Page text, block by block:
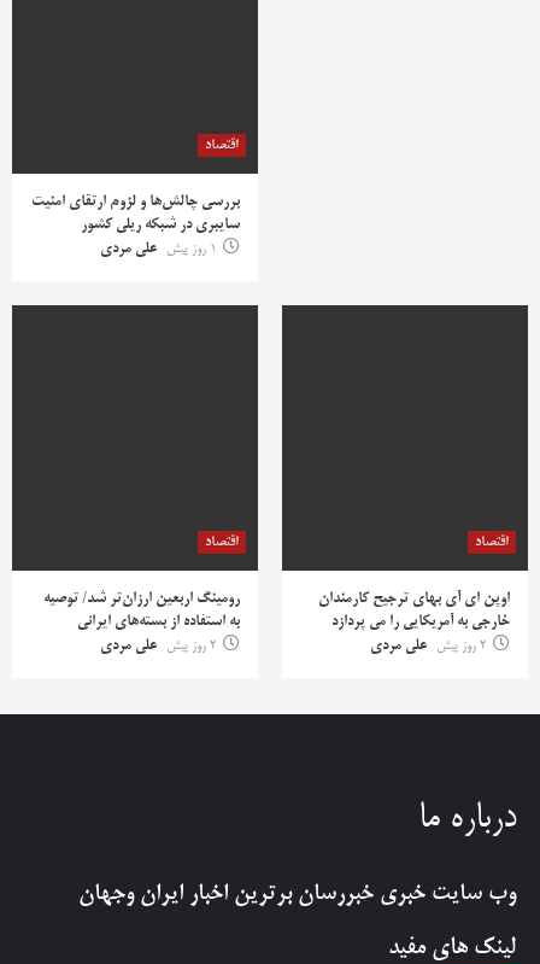
اقتصاد
بررسی چالش‌ها و لزوم ارتقای امنیت
سایبری در شبکه ریلی کشور
1 روز پیش
علی مردی
اقتصاد
اوپن ای آی بهای ترجیح کارمندان
خارجی به آمریکایی را می پردازد
2 روز پیش
علی مردی
اقتصاد
رومینگ اربعین ارزان‌تر شد/ توصیه
به استفاده از بسته‌های ایرانی
2 روز پیش
علی مردی
درباره ما
وب سایت خبری خبررسان برترین اخبار ایران وجهان
لینک های مفید